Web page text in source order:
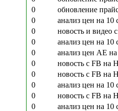
0
обновление
0
анализ цен на 10
0
новость и видео
0
анализ цен на 10
0
анализ цен AE на
0
новость с FB на
0
новость с FB на
0
анализ цен на 10
0
новость с FB на
0
анализ цен на 10